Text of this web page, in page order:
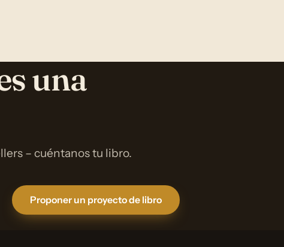
una
– cuéntanos tu libro.
Proponer un proyecto de libro